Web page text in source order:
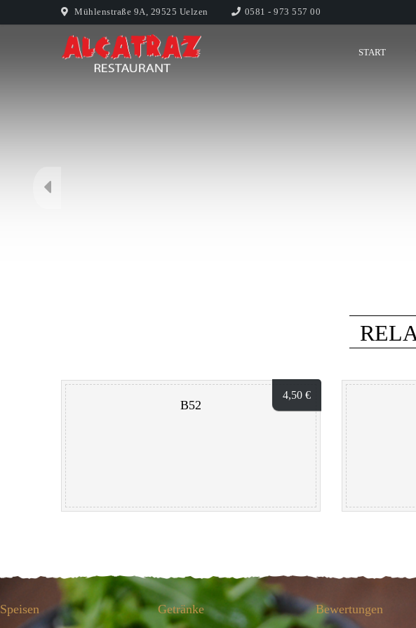
Mühlenstraße 9A, 29525 Uelzen 0581 - 973 557 00
START
4,50 €
B52
Speisen Getränke Bewertungen